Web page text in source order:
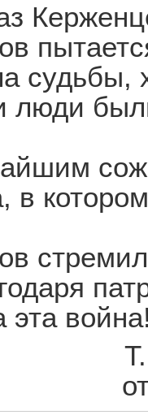
судьбы,
люди
в
эта